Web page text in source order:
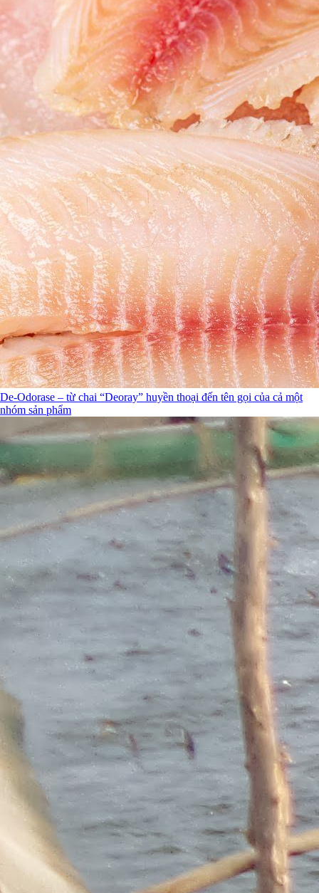
De-Odorase – từ chai “Deoray” huyền thoại đến tên gọi của cả một
nhóm sản phẩm